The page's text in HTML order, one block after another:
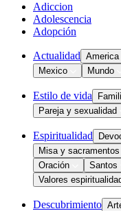
Adiccion
Adolescencia
Adopción
Actualidad America
Mexico
Mundo
Estilo de vida
Pareja y sexualidad
Espiritualidad
Misa y sacramentos
Oración
Santos
Valores
Descubrimiento